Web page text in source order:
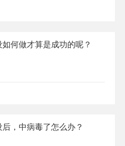
何做才算是成功的呢？
，中病毒了怎么办？